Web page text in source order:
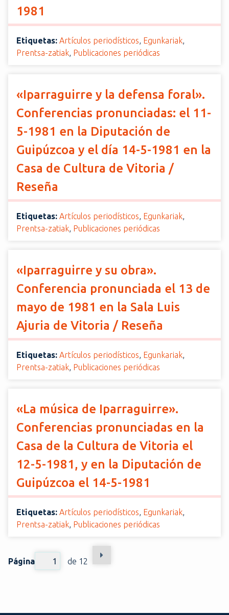
1981
Etiquetas: Artículos periodísticos, Egunkariak,
Prentsa-zatiak, Publicaciones periódicas
«Iparraguirre y la defensa foral».
Conferencias pronunciadas: el 11-
5-1981 en la Diputación de
Guipúzcoa y el día 14-5-1981 en la
Casa de Cultura de Vitoria /
Reseña
Etiquetas: Artículos periodísticos, Egunkariak,
Prentsa-zatiak, Publicaciones periódicas
«Iparraguirre y su obra».
Conferencia pronunciada el 13 de
mayo de 1981 en la Sala Luis
Ajuria de Vitoria / Reseña
Etiquetas: Artículos periodísticos, Egunkariak,
Prentsa-zatiak, Publicaciones periódicas
«La música de Iparraguirre».
Conferencias pronunciadas en la
Casa de la Cultura de Vitoria el
12-5-1981, y en la Diputación de
Guipúzcoa el 14-5­-1981
Etiquetas: Artículos periodísticos, Egunkariak,
Prentsa-zatiak, Publicaciones periódicas
Página de 12